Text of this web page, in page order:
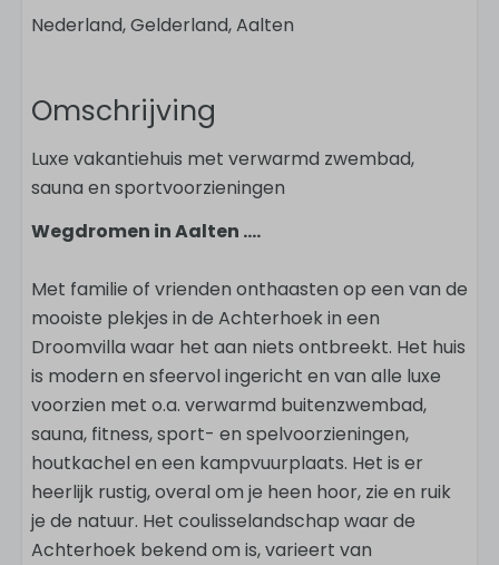
Nederland, Gelderland, Aalten
Omschrijving
Luxe vakantiehuis met verwarmd zwembad,
sauna en sportvoorzieningen
Wegdromen in Aalten ....
Met familie of vrienden onthaasten op een van de
mooiste plekjes in de Achterhoek in een
Droomvilla waar het aan niets ontbreekt. Het huis
is modern en sfeervol ingericht en van alle luxe
voorzien met o.a. verwarmd buitenzwembad,
sauna, fitness, sport- en spelvoorzieningen,
houtkachel en een kampvuurplaats. Het is er
heerlijk rustig, overal om je heen hoor, zie en ruik
je de natuur. Het coulisselandschap waar de
Achterhoek bekend om is, varieert van